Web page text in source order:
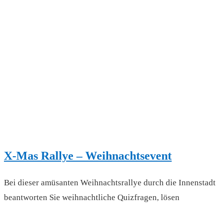
X-Mas Rallye – Weihnachtsevent
Bei dieser amüsanten Weihnachtsrallye durch die Innenstadt
beantworten Sie weihnachtliche Quizfragen, lösen